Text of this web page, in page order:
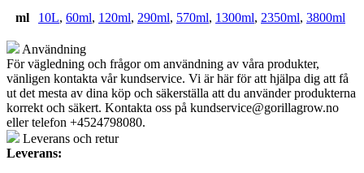
ml 10L, 60ml, 120ml, 290ml, 570ml, 1300ml, 2350ml, 3800ml
Användning
För vägledning och frågor om användning av våra produkter,
vänligen kontakta vår kundservice. Vi är här för att hjälpa dig att få
ut det mesta av dina köp och säkerställa att du använder produkterna
korrekt och säkert. Kontakta oss på kundservice@gorillagrow.no
eller telefon +4524798080.
Leverans och retur
Leverans: